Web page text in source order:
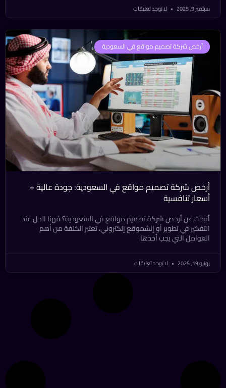
سبتمبر 9, 2025 لا توجد تعليقات
أرخص شركة تصميم مواقع في السعودية
أرخص شركة تصميم مواقع في السعودية: جودة عالية +
أسعار تنافسية
أتبحث عن أرخص شركة تصميم مواقع في السعودية؟ فهنا الحل عند
التفكير في تطوير أو إنشموقع إلكتروني، تعتبر الكلفة من أهم
العوامل التي يجب أخذها
يونيو 19, 2025 لا توجد تعليقات